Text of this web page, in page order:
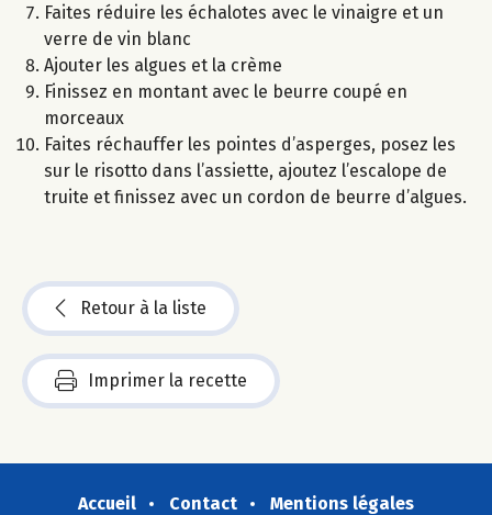
Faites réduire les échalotes avec le vinaigre et un
verre de vin blanc
Ajouter les algues et la crème
Finissez en montant avec le beurre coupé en
morceaux
Faites réchauffer les pointes d’asperges, posez les
sur le risotto dans l’assiette, ajoutez l’escalope de
truite et finissez avec un cordon de beurre d’algues.
Retour à la liste
Imprimer la recette
Accueil Contact
Mentions légales